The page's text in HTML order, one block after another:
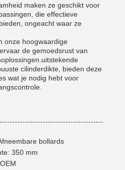
maken ze geschikt voor
die effectieve
ongeacht waar ze
onze hoogwaardige
de gemoedsrust van
cilinderdikte, bieden deze
wat je nodig hebt voor
bollards
350 mm